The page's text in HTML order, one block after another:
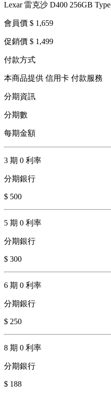
Lexar 雷克沙 D400 256GB
會員價 $ 1,659
促銷價 $ 1,499
付款方式
本商品提供 信用卡 付款服務
分期資訊
分期數
每期金額
3 期 0 利率
分期銀行
$ 500
5 期 0 利率
分期銀行
$ 300
6 期 0 利率
分期銀行
$ 250
8 期 0 利率
分期銀行
$ 188